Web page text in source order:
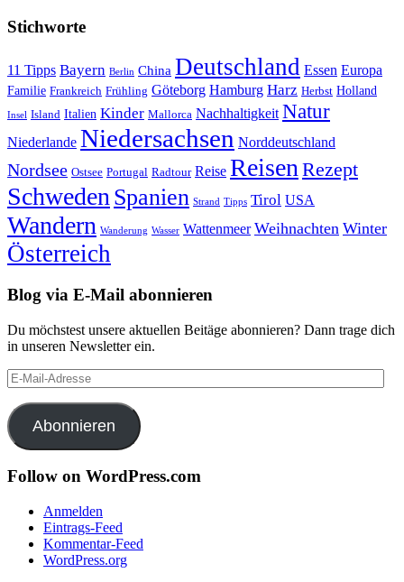
Stichworte
11 Tipps Bayern Berlin China Deutschland Essen Europa
Familie Frankreich Frühling Göteborg Hamburg Harz Herbst Holland
Insel Island Italien Kinder Mallorca Nachhaltigkeit Natur
Niederlande Niedersachsen Norddeutschland
Nordsee Ostsee Portugal Radtour Reise ReisenRezept
SchwedenSpanien Strand Tipps Tirol USA
Wandern Wanderung Wasser Wattenmeer Weihnachten Winter
Österreich
Blog via E-Mail abonnieren
Du möchstest unsere aktuellen Beitäge abonnieren? Dann trage dich
in unseren Newsletter ein.
E-
Mail-
Adresse
Abonnieren
Follow on WordPress.com
Anmelden
Eintrags-Feed
Kommentar-Feed
WordPress.org